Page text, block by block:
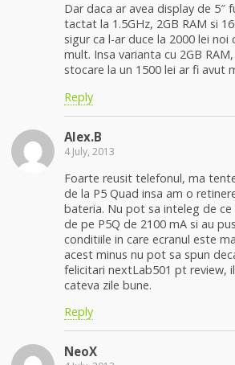
Dar daca ar avea display de 5″
tactat la 1.5GHz, 2GB RAM si
sigur ca l-ar duce la 2000 lei noi
mult. Insa varianta cu 2GB
stocare la un 1500 lei ar fi avut
Reply
Alex.B
4 July, 2013
Foarte reusit telefonul, ma
de la P5 Quad insa am o
bateria. Nu pot sa inteleg de
de pe P5Q de 2100 mA si au
conditiile in care ecranul este
acest minus nu pot sa spun
felicitari nextLab501 pt review,
cateva zile bune.
Reply
NeoX